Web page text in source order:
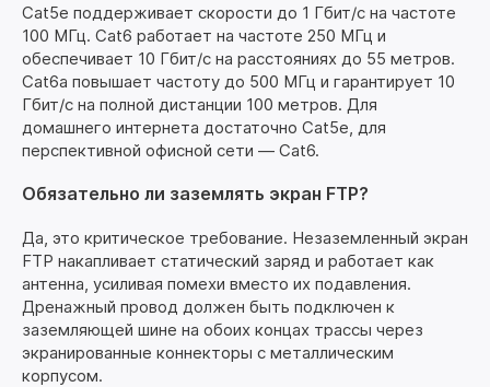
Cat5e поддерживает скорости до 1 Гбит/с на частоте
100 МГц. Cat6 работает на частоте 250 МГц и
обеспечивает 10 Гбит/с на расстояниях до 55 метров.
Cat6a повышает частоту до 500 МГц и гарантирует 10
Гбит/с на полной дистанции 100 метров. Для
домашнего интернета достаточно Cat5e, для
перспективной офисной сети — Cat6.
Обязательно ли заземлять экран FTP?
Да, это критическое требование. Незаземленный экран
FTP накапливает статический заряд и работает как
антенна, усиливая помехи вместо их подавления.
Дренажный провод должен быть подключен к
заземляющей шине на обоих концах трассы через
экранированные коннекторы с металлическим
корпусом.